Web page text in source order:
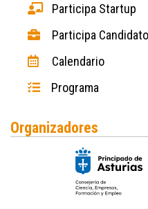
Participa Startup
Participa
Calendario
Programa
Organizadores